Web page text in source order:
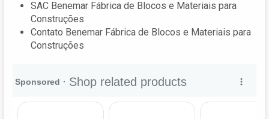
SAC Benemar Fábrica de Blocos e Materiais para
Construções
Contato Benemar Fábrica de Blocos e Materiais para
Construções